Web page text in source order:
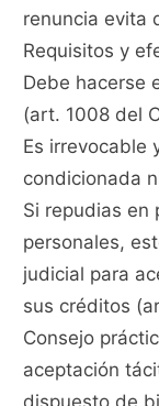
renuncia evita
Requisitos y
Debe hacerse
(art. 1008 del
Es irrevocable
condicionada
Si repudias en
personales,
judicial para
sus créditos
Consejo
aceptación